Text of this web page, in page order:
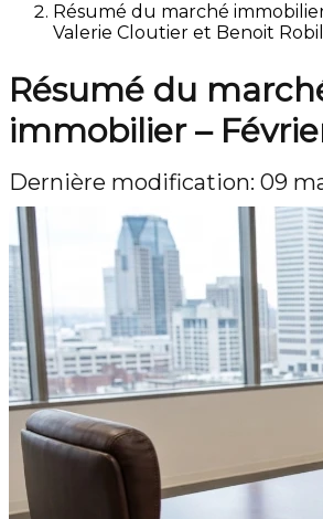
Résumé du marché immobilier
Valerie Cloutier et Benoit
Résumé du
immobilier –
Dernière modification: 09